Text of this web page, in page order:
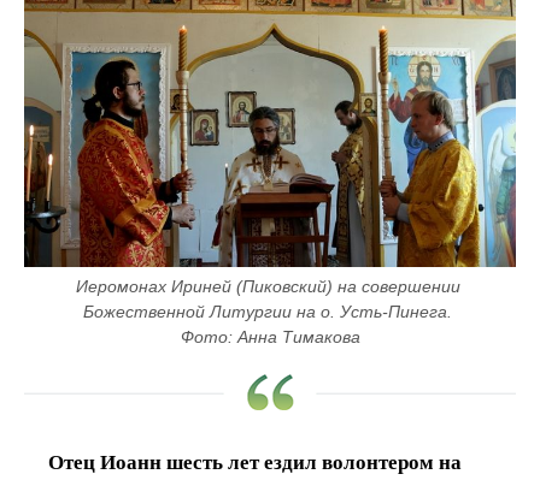
Иеромонах Ириней (Пиковский) на совершении
Божественной Литургии на о. Усть-Пинега.
Фото: Анна Тимакова
Отец Иоанн шесть лет ездил волонтером на